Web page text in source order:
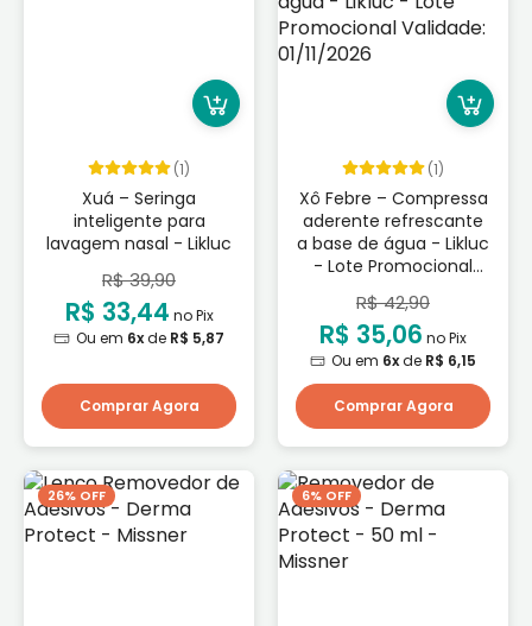
(1)
Xuá – Seringa
inteligente para
lavagem nasal - Likluc
R$ 39,90
R$ 33,44 no Pix
Ou em 6xde R$ 5,87
Comprar Agora
(1)
Xô Febre – Compressa
aderente refrescante
a base de água - Likluc
- Lote Promocional
Validade: 01/11/2026
R$ 42,90
R$ 35,06 no Pix
Ou em 6xde R$ 6,15
Comprar Agora
26% OFF 6% OFF